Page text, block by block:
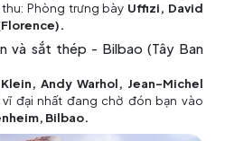
Phòng trưng bày Uffizi, David
và sắt thép - Bilbao (Tây Ban
Andy Warhol, Jean-Michel
đại nhất đang chờ đón bạn vào
Bilbao.